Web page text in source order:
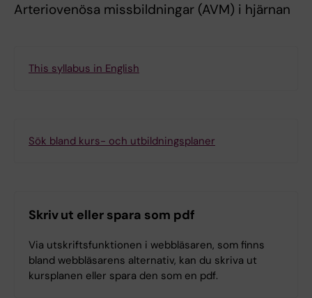
Arteriovenösa missbildningar (AVM) i hjärnan
This syllabus in English
Sök bland kurs- och utbildningsplaner
Skriv ut eller spara som pdf
Via utskriftsfunktionen i webbläsaren, som finns
bland webbläsarens alternativ, kan du skriva ut
kursplanen eller spara den som en pdf.